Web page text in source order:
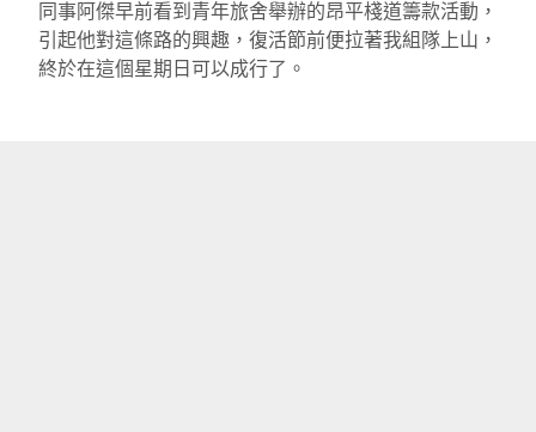
同事阿傑早前看到青年旅舍舉辦的昂平棧道籌款活動，
引起他對這條路的興趣，復活節前便拉著我組隊上山，
終於在這個星期日可以成行了。